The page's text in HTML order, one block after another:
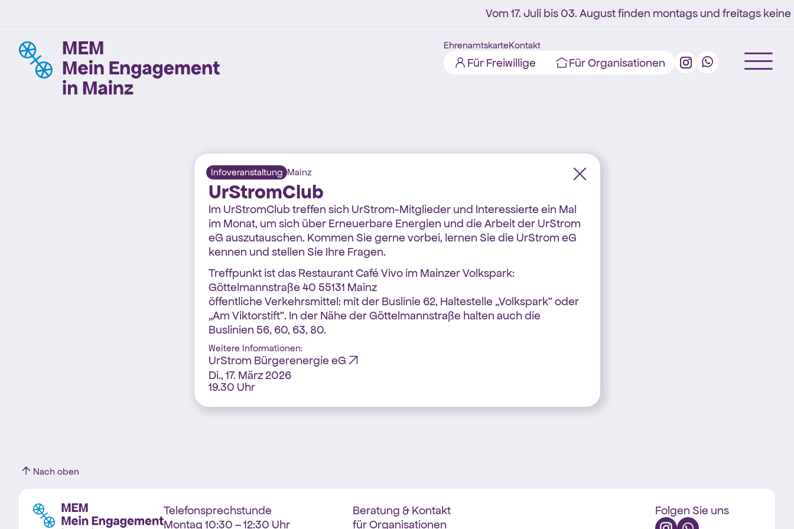
Vom 17. Juli bis 03. August finden montags und freitags keine
EhrenamtskarteKontakt
Für Freiwillige Für Organisationen
Infoveranstaltung Mainz
UrStromClub
Im UrStromClub treffen sich UrStrom-Mitglieder und Interessierte ein Mal
im Monat, um sich über Erneuerbare Energien und die Arbeit der UrStrom
eG auszutauschen. Kommen Sie gerne vorbei, lernen Sie die UrStrom eG
kennen und stellen Sie Ihre Fragen.
Treffpunkt ist das Restaurant Café Vivo im Mainzer Volkspark:
Göttelmannstraße 40 55131 Mainz
öffentliche Verkehrsmittel: mit der Buslinie 62, Haltestelle „Volkspark” oder
„Am Viktorstift”. In der Nähe der Göttelmannstraße halten auch die
Buslinien 56, 60, 63, 80.
Weitere Informationen:
UrStrom Bürgerenergie eG
Di., 17. März 2026
19.30 Uhr
Nach oben
Telefonsprechstunde
Montag 10:30 – 12:30 Uhr
Beratung & Kontakt
für Organisationen
Folgen Sie uns